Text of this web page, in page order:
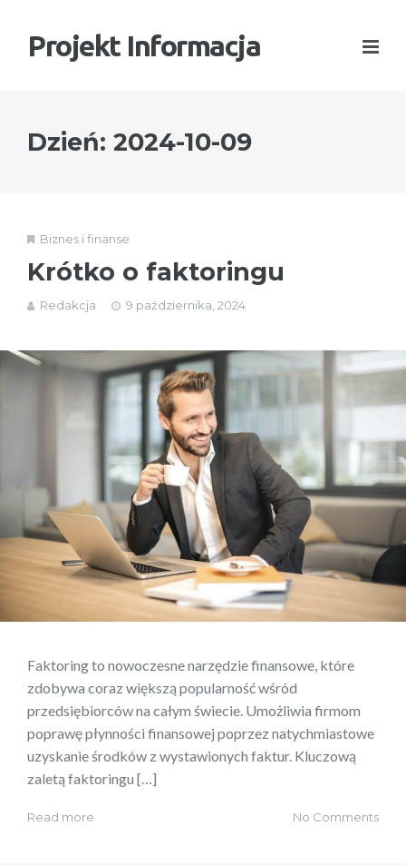
Projekt Informacja
Dzień: 2024-10-09
Biznes i finanse
Krótko o faktoringu
Redakcja 9 października, 2024
Faktoring to nowoczesne narzędzie finansowe, które
zdobywa coraz większą popularność wśród
przedsiębiorców na całym świecie. Umożliwia firmom
poprawę płynności finansowej poprzez natychmiastowe
uzyskanie środków z wystawionych faktur. Kluczową
zaletą faktoringu […]
Read more No Comments